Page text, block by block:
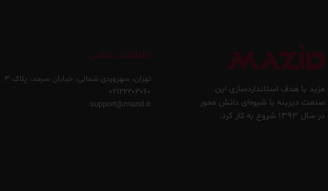
مزید با هدف استانداردسازی این
صنعت دیرینه با شیوه‌ای دانش محور
در سال ۱۳۹۳ شروع به کار کرد.
اطلاعات تماس
تهران، سهروردی شمالی، خیابان سرمد، پلاک ۳
۰۲۱۲۲۲۰۳۰۶۰
support@mazid.ir